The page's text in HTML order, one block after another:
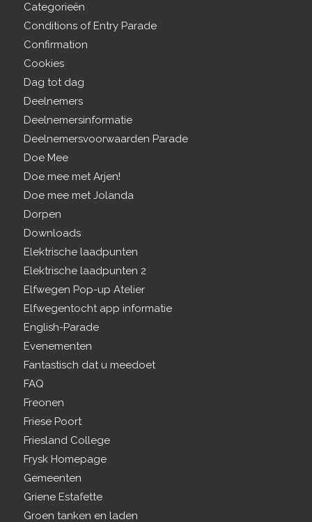
Categorieën
Conditions of Entry Parade
Confirmation
Cookies
Dag tot dag
Deelnemers
Deelnemersinformatie
Deelnemersvoorwaarden Parade
Doe Mee
Doe mee met Arjen!
Doe mee met Jolanda
Dorpen
Downloads
Elektrische laadpunten
Elektrische laadpunten 2
Elfwegen Pop-up Atelier
Elfwegentocht app informatie
English-Parade
Evenementen
Fantastisch dat u meedoet
FAQ
Freonen
Friese Poort
Friesland College
Frysk Homepage
Gemeenten
Griene Estafette
Groen tanken en laden